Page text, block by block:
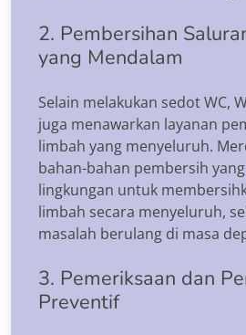
2. Pembersihan
yang Mendalam
Selain melakukan sedot WC,
juga menawarkan layanan
limbah yang menyeluruh.
bahan-bahan pembersih
lingkungan untuk
limbah secara menyeluruh,
masalah berulang di masa
3. Pemeriksaan dan
Preventif